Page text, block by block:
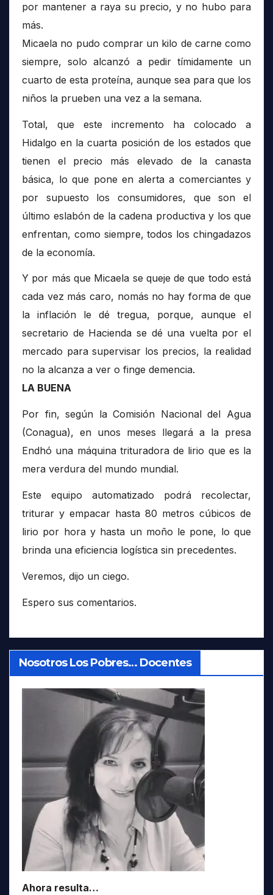
por mantener a raya su precio, y no hubo para
más.
Micaela no pudo comprar un kilo de carne como
siempre, solo alcanzó a pedir tímidamente un
cuarto de esta proteína, aunque sea para que los
niños la prueben una vez a la semana.
Total, que este incremento ha colocado a
Hidalgo en la cuarta posición de los estados que
tienen el precio más elevado de la canasta
básica, lo que pone en alerta a comerciantes y
por supuesto los consumidores, que son el
último eslabón de la cadena productiva y los que
enfrentan, como siempre, todos los chingadazos
de la economía.
Y por más que Micaela se queje de que todo está
cada vez más caro, nomás no hay forma de que
la inflación le dé tregua, porque, aunque el
secretario de Hacienda se dé una vuelta por el
mercado para supervisar los precios, la realidad
no la alcanza a ver o finge demencia.
LA BUENA
Por fin, según la Comisión Nacional del Agua
(Conagua), en unos meses llegará a la presa
Endhó una máquina trituradora de lirio que es la
mera verdura del mundo mundial.
Este equipo automatizado podrá recolectar,
triturar y empacar hasta 80 metros cúbicos de
lirio por hora y hasta un moño le pone, lo que
brinda una eficiencia logística sin precedentes.
Veremos, dijo un ciego.
Espero sus comentarios.
Nosotros Los Pobres… Docentes
Ahora resulta…